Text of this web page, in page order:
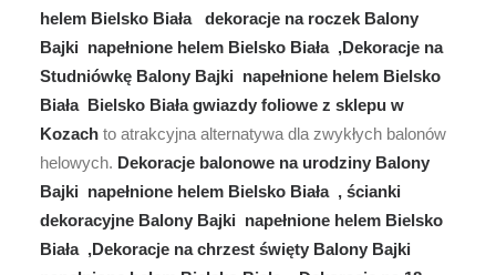
helem Bielsko Biała dekoracje na roczek Balony
Bajki napełnione helem Bielsko Biała ,Dekoracje na
Studniówkę Balony Bajki napełnione helem Bielsko
Biała Bielsko Biała gwiazdy foliowe z sklepu w
Kozach to atrakcyjna alternatywa dla zwykłych balonów
helowych. Dekoracje balonowe na urodziny Balony
Bajki napełnione helem Bielsko Biała , ścianki
dekoracyjne Balony Bajki napełnione helem Bielsko
Biała ,Dekoracje na chrzest święty Balony Bajki